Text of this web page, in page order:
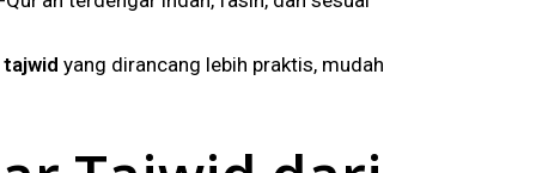
tajwid yang dirancang lebih praktis, mudah